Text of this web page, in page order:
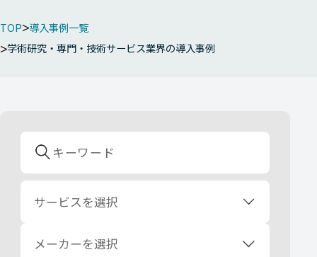
TOP 導入事例一覧
学術研究・専門・技術サービス業界の導入事例
サービスを選択
メーカーを選択